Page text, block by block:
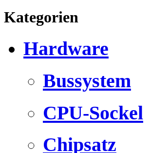
Kategorien
Hardware
Bussystem
CPU-Sockel
Chipsatz